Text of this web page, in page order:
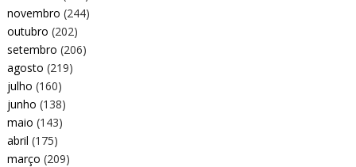
novembro (244)
outubro (202)
setembro (206)
agosto (219)
julho (160)
junho (138)
maio (143)
abril (175)
março (209)